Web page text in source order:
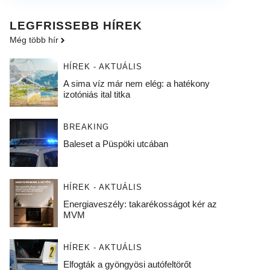
LEGFRISSEBB HÍREK
Még több hír
HÍREK - AKTUÁLIS
A sima víz már nem elég: a hatékony
izotóniás ital titka
BREAKING
Baleset a Püspöki utcában
HÍREK - AKTUÁLIS
Energiaveszély: takarékosságot kér az
MVM
HÍREK - AKTUÁLIS
Elfogták a gyöngyösi autófeltörőt